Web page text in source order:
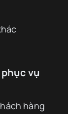
vụ
hàng